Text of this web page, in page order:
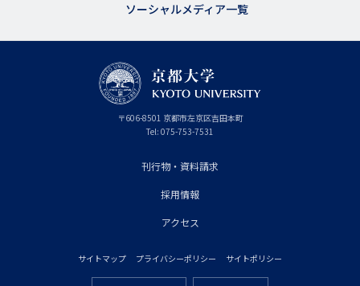
ソーシャルメディア一覧
〒606-8501 京
都
府
京都市左京区吉田本町
Tel: 075-753-7531
刊行物・資料請求
採用情報
アクセス
サイトマップ プライバシーポリシー サイトポリシー